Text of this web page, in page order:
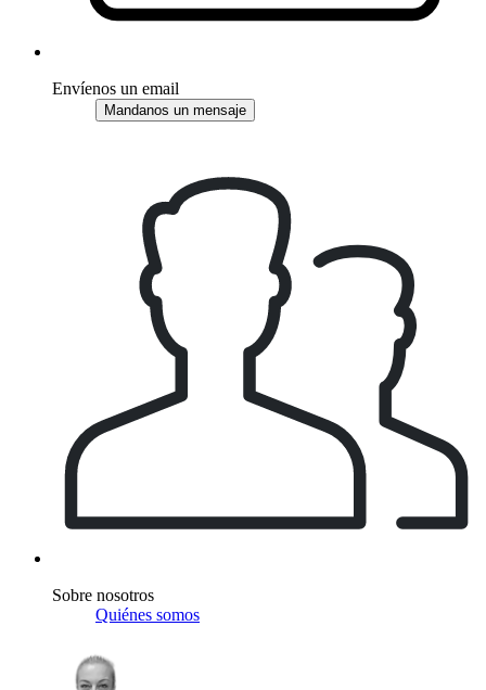
Envíenos un email
Mandanos un mensaje
Sobre nosotros
Quiénes somos